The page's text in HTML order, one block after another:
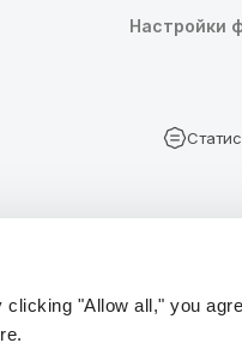
"Allow all," you
Настройки